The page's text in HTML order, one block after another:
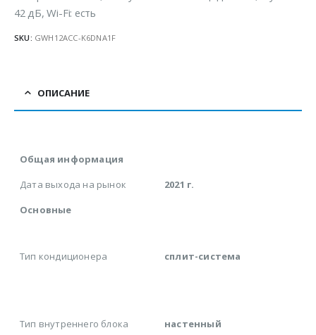
42 дБ, Wi-Fi: есть
SKU: GWH12ACC-K6DNA1F
ОПИСАНИЕ
Общая информация
Дата выхода на рынок
2021 г.
Основные
Тип кондиционера сплит-система
Тип внутреннего блока настенный